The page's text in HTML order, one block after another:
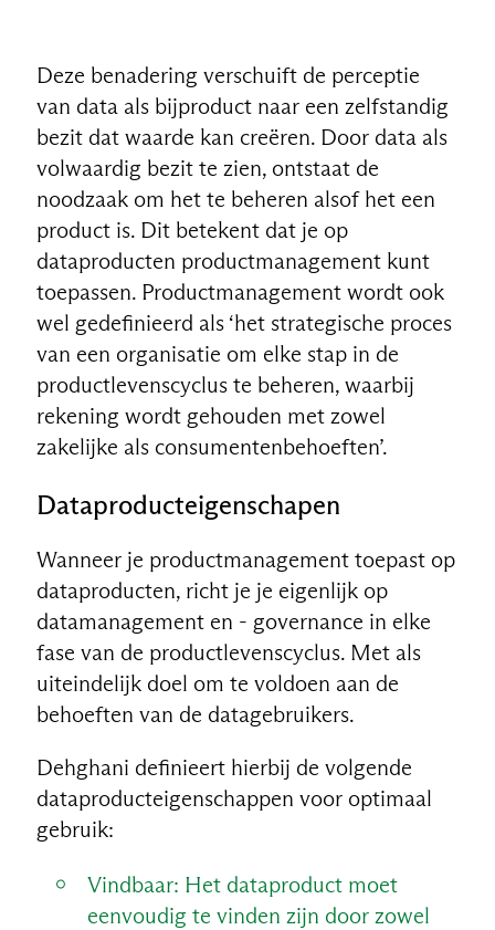
Deze benadering verschuift de perceptie
van data als bijproduct naar een zelfstandig
bezit dat waarde kan creëren. Door data als
volwaardig bezit te zien, ontstaat de
noodzaak om het te beheren alsof het een
product is. Dit betekent dat je op
dataproducten productmanagement kunt
toepassen. Productmanagement wordt ook
wel gedefinieerd als ‘het strategische proces
van een organisatie om elke stap in de
productlevenscyclus te beheren, waarbij
rekening wordt gehouden met zowel
zakelijke als consumentenbehoeften’.
Dataproducteigenschapen
Wanneer je productmanagement toepast op
dataproducten, richt je je eigenlijk op
datamanagement en - governance in elke
fase van de productlevenscyclus. Met als
uiteindelijk doel om te voldoen aan de
behoeften van de datagebruikers.
Dehghani definieert hierbij de volgende
dataproducteigenschappen voor optimaal
gebruik:
Vindbaar: Het dataproduct moet
eenvoudig te vinden zijn door zowel
NL